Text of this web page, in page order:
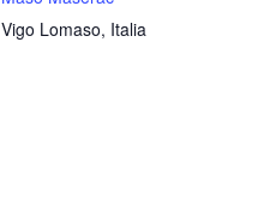
Vigo Lomaso, Italia